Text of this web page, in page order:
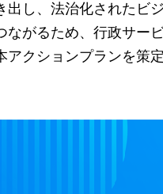
出し、法治化されたビ
ながるため、行政サー
アクションプランを策